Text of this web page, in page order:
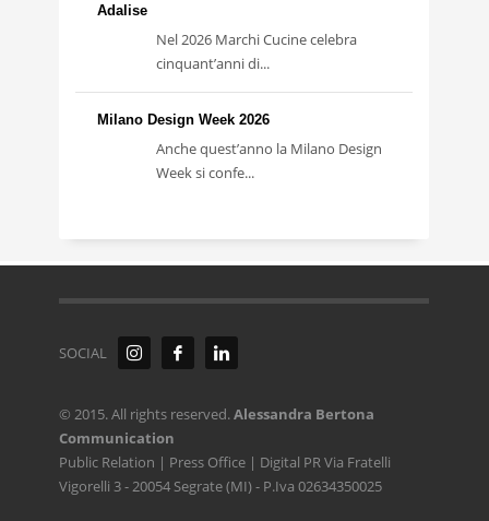
Adalise
Nel 2026 Marchi Cucine celebra
cinquant’anni di...
Milano Design Week 2026
Anche quest’anno la Milano Design
Week si confe...
SOCIAL
© 2015. All rights reserved.Alessandra Bertona
Communication
Public Relation | Press Office | Digital PR Via Fratelli
Vigorelli 3 - 20054 Segrate (MI) - P.Iva 02634350025